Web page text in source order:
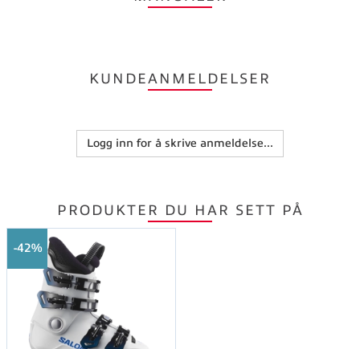
KUNDEANMELDELSER
Logg inn for å skrive anmeldelse...
PRODUKTER DU HAR SETT PÅ
42%